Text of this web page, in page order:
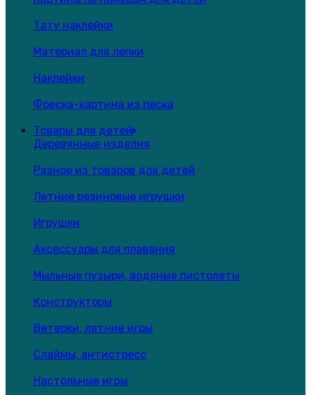
Тату наклейки
Материал для лепки
Наклейки
Фреска-картина из песка
Товары для детей
Деревянные изделия
Разное из товаров для детей
Летние резиновые игрушки
Игрушки
Аксессуары для плавания
Мыльные пузыри, водяные пистолеты
Конструкторы
Ветерки, летние игры
Слаймы, антистресс
Настольные игры